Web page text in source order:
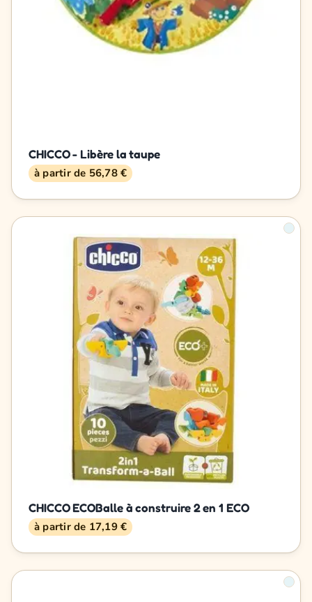
CHICCO - Libère la taupe
à partir de 56,78 €
CHICCO ECOBalle à construire 2 en 1 ECO
à partir de 17,19 €